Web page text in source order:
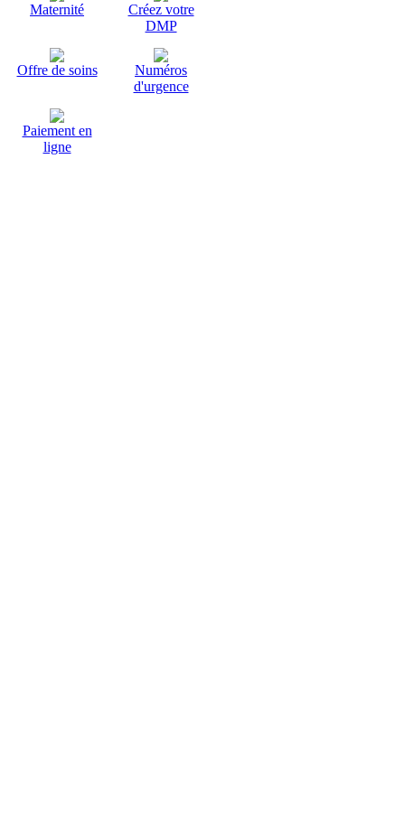
Maternité
Créez votre
DMP
Offre de soins
Numéros
d'urgence
Paiement en
ligne